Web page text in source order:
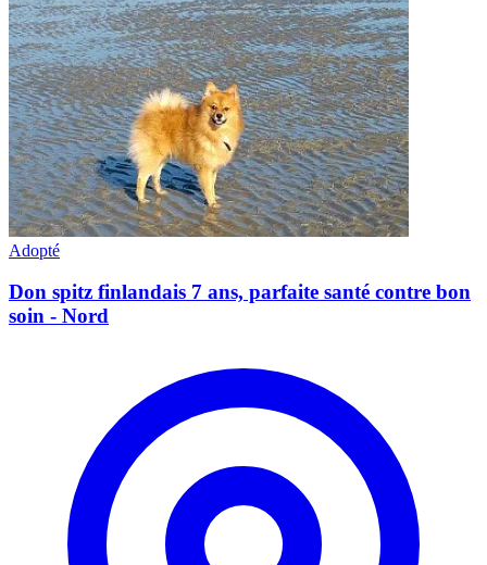
Adopté
Don spitz finlandais 7 ans, parfaite santé contre bon
soin - Nord